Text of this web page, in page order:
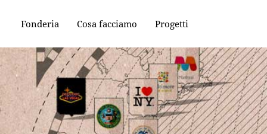
Fonderia Cosa facciamo Progetti